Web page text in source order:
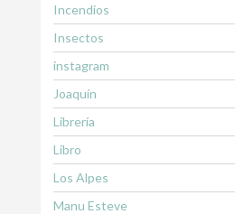
Incendios
Insectos
instagram
Joaquín
Librería
Libro
Los Alpes
Manu Esteve